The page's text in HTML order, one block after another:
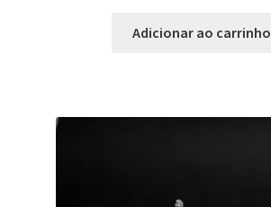
Adicionar ao carrinho